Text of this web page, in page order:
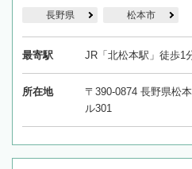
長野県 松本市
最寄駅 JR「北松本駅」徒歩1
所在地
〒390-0874 長野県松
ル301